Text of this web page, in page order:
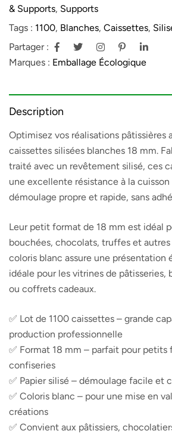
& Supports, Supports
Tags : 1100, Blanches, Caissettes,
Partager :
Marques : Emballage Écologique
Description
Optimisez vos réalisations pâtissières
caissettes silisées blanches 18 mm.
traité avec un revêtement silisé, ces
une excellente résistance à la
démoulage propre et rapide, sans
Leur petit format de 18 mm est idéal
bouchées, chocolats, truffes et autres
coloris blanc assure une présentation
idéale pour les vitrines de
ou coffrets cadeaux.
✅ Lot de 1100 caissettes – grande
production professionnelle
✅ Format 18 mm – parfait pour petits
confiseries
✅ Papier silisé – démoulage facile et
✅ Coloris blanc – pour une mise en
créations
✅ Convient aux pâtissiers,